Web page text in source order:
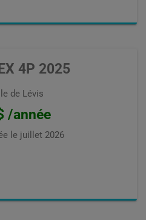
4P 2025
de Lévis
/année
le juillet 2026